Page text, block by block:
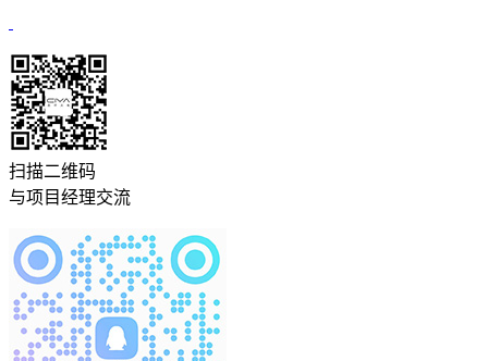
扫描二维码
与项目经理交流